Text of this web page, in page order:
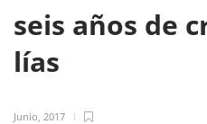
seis años de
lías
Junio, 2017